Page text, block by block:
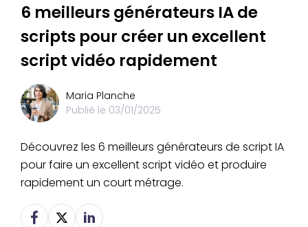
6 meilleurs générateurs IA de
scripts pour créer un excellent
script vidéo rapidement
Maria Planche
Publié le 03/01/2025
Découvrez les 6 meilleurs générateurs de script IA
pour faire un excellent script vidéo et produire
rapidement un court métrage.